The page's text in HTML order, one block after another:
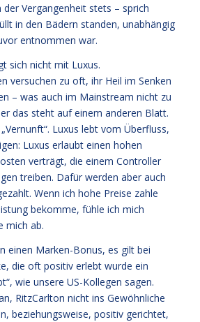
Vergangenheit stets – sprich
in den Bädern standen, unabhängig
entnommen war.
sich nicht mit Luxus.
versuchen zu oft, ihr Heil im Senken
– was auch im Mainstream nicht zu
das steht auf einem anderen Blatt.
Luxus lebt vom Überfluss,
Luxus erlaubt einen hohen
verträgt, die einem Controller
treiben. Dafür werden aber auch
Wenn ich hohe Preise zahle
bekomme, fühle ich mich
mich ab.
einen Marken-Bonus, es gilt bei
die oft positiv erlebt wurde ein
wie unsere US-Kollegen sagen.
RitzCarlton nicht ins Gewöhnliche
beziehungsweise, positiv gerichtet,